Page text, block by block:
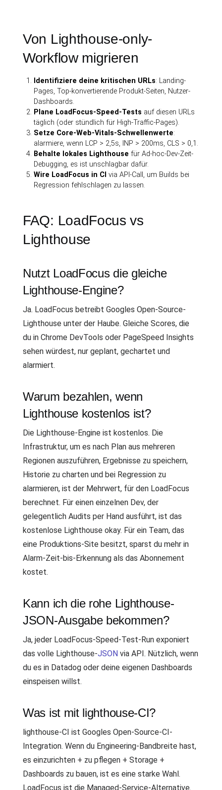
Von Lighthouse-only-
Workflow migrieren
Identifiziere deine kritischen URLs: Landing-
Pages, Top-konvertierende Produkt-Seiten, Nutzer-
Dashboards.
Plane LoadFocus-Speed-Tests auf diesen URLs
täglich (oder stündlich für High-Traffic-Pages).
Setze Core-Web-Vitals-Schwellenwerte:
alarmiere, wenn LCP > 2,5s, INP > 200ms, CLS > 0,1.
Behalte lokales Lighthouse für Ad-hoc-Dev-Zeit-
Debugging, es ist unschlagbar dafür.
Wire LoadFocus in CI via API-Call, um Builds bei
Regression fehlschlagen zu lassen.
FAQ: LoadFocus vs
Lighthouse
Nutzt LoadFocus die gleiche
Lighthouse-Engine?
Ja. LoadFocus betreibt Googles Open-Source-
Lighthouse unter der Haube. Gleiche Scores, die
du in Chrome DevTools oder PageSpeed Insights
sehen würdest, nur geplant, gechartet und
alarmiert.
Warum bezahlen, wenn
Lighthouse kostenlos ist?
Die Lighthouse-Engine ist kostenlos. Die
Infrastruktur, um es nach Plan aus mehreren
Regionen auszuführen, Ergebnisse zu speichern,
Historie zu charten und bei Regression zu
alarmieren, ist der Mehrwert, für den LoadFocus
berechnet. Für einen einzelnen Dev, der
gelegentlich Audits per Hand ausführt, ist das
kostenlose Lighthouse okay. Für ein Team, das
eine Produktions-Site besitzt, sparst du mehr in
Alarm-Zeit-bis-Erkennung als das Abonnement
kostet.
Kann ich die rohe Lighthouse-
JSON-Ausgabe bekommen?
Ja, jeder LoadFocus-Speed-Test-Run exponiert
das volle Lighthouse-JSON via API. Nützlich, wenn
du es in Datadog oder deine eigenen Dashboards
einspeisen willst.
Was ist mit lighthouse-CI?
lighthouse-CI ist Googles Open-Source-CI-
Integration. Wenn du Engineering-Bandbreite hast,
es einzurichten + zu pflegen + Storage +
Dashboards zu bauen, ist es eine starke Wahl.
LoadFocus ist die Managed-Service-Alternative.